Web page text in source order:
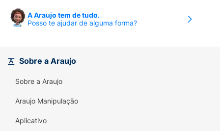
A Araujo tem de tudo.
Posso te ajudar de alguma forma?
Sobre a Araujo
Sobre a Araujo
Araujo Manipulação
Aplicativo